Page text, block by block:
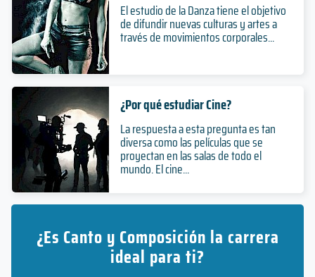
El estudio de la Danza tiene el objetivo
de difundir nuevas culturas y artes a
través de movimientos corporales...
¿Por qué estudiar Cine?
La respuesta a esta pregunta es tan
diversa como las películas que se
proyectan en las salas de todo el
mundo. El cine...
¿Es Canto y Composición la carrera
ideal para ti?